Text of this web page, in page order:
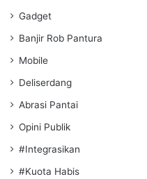
Gadget
Banjir Rob Pantura
Mobile
Deliserdang
Abrasi Pantai
Opini Publik
#Integrasikan
#Kuota Habis